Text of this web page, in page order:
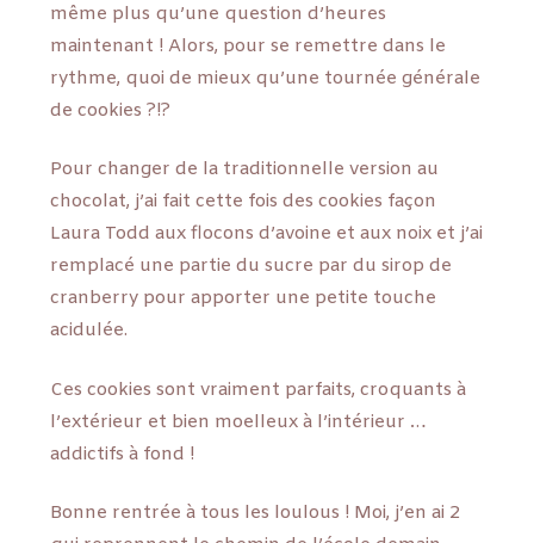
même plus qu’une question d’heures
maintenant ! Alors, pour se remettre dans le
rythme, quoi de mieux qu’une tournée générale
de cookies ?!?
Pour changer de la traditionnelle version au
chocolat, j’ai fait cette fois des cookies façon
Laura Todd aux flocons d’avoine et aux noix et j’ai
remplacé une partie du sucre par du sirop de
cranberry pour apporter une petite touche
acidulée.
Ces cookies sont vraiment parfaits, croquants à
l’extérieur et bien moelleux à l’intérieur …
addictifs à fond !
Bonne rentrée à tous les loulous ! Moi, j’en ai 2